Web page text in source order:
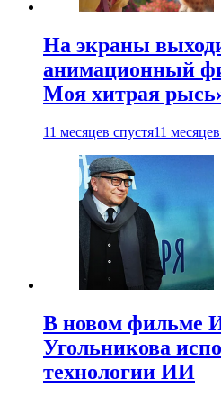
На экраны
анимационный
Моя хитрая
11 месяцев спустя11
В новом фильме
Угольникова
технологии ИИ